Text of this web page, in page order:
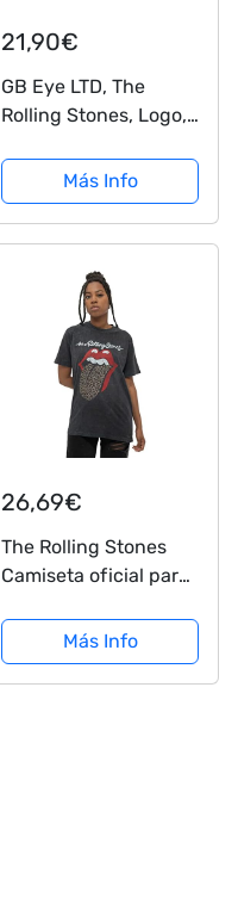
21,90€
GB Eye LTD, The
Rolling Stones, Logo,
Más Info
26,69€
The Rolling Stones
Camiseta oficial para
Negro , SMás Info